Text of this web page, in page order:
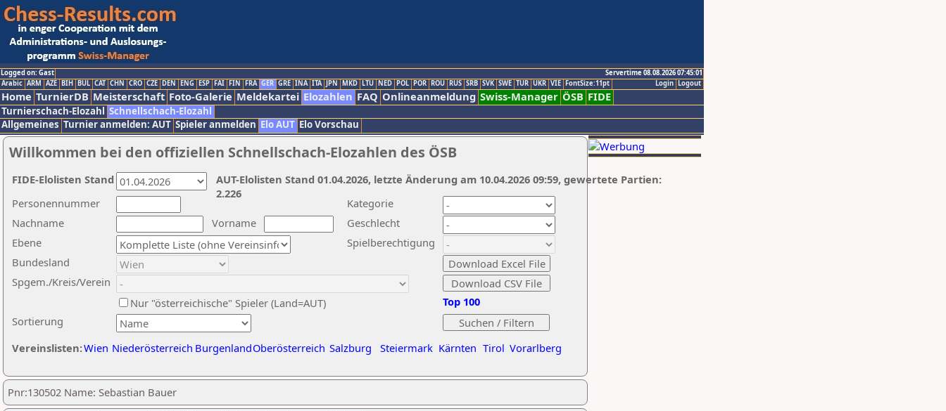
Logged on: Gast
Servertime 08.08.2026 07:45:01
Logout
Login
Arabic ARM AZE BIH BUL CAT CHN CRO CZE DEN ENG ESP FAI FIN FRA GER GRE INA ITA JPN MKD LTU NED POL POR ROU RUS SRB SVK SWE TUR UKR VIE FontSize:11pt
Home TurnierDB Meisterschaft Foto-Galerie Meldekartei Elozahlen FAQ Onlineanmeldung Swiss-Manager ÖSB FIDE
Turnierschach-Elozahl Schnellschach-Elozahl
Allgemeines Turnier anmelden: AUT Spieler anmelden Elo AUT Elo Vorschau
Willkommen bei den offiziellen Schnellschach-Elozahlen des ÖSB
Nachname
Vorname
Ebene
Kategorie
Sortierung
Personennummer
Bundesland
Spgem./Kreis/Verein
Geschlecht
Nur "österreichische" Spieler (Land=AUT)
Spielberechtigung
Vereinslisten:Wien Niederösterreich BurgenlandOberösterreich Salzburg Steiermark Kärnten Tirol Vorarlberg
Top 100
AUT-Elolisten Stand 01.04.2026, letzte Änderung am 10.04.2026 09:59, gewertete Partien:
2.226
FIDE-Elolisten Stand
Pnr:130502 Name: Sebastian Bauer